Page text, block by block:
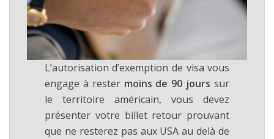
L’autorisation d’exemption de visa vous
engage à rester moins de 90 jours sur
le territoire américain, vous devez
présenter votre billet retour prouvant
que ne resterez pas aux USA au delà de